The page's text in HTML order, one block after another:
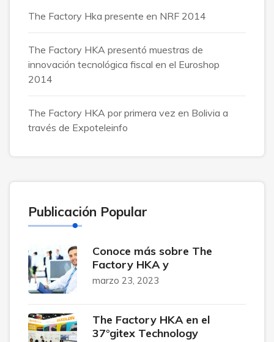
The Factory Hka presente en NRF 2014
The Factory HKA presentó muestras de
innovación tecnológica fiscal en el Euroshop
2014
The Factory HKA por primera vez en Bolivia a
través de Expoteleinfo
Publicación Popular
Conoce más sobre The
Factory HKA y
marzo 23, 2023
The Factory HKA en el
37°gitex Technology